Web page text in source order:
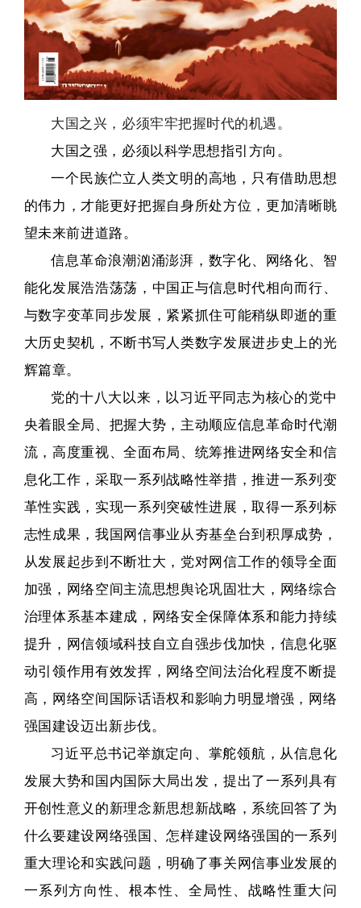
大国之兴，必须牢牢把握时代的机遇。
大国之强，必须以科学思想指引方向。
一个民族伫立人类文明的高地，只有借助思想
的伟力，才能更好把握自身所处方位，更加清晰眺
望未来前进道路。
信息革命浪潮汹涌澎湃，数字化、网络化、智
能化发展浩浩荡荡，中国正与信息时代相向而行、
与数字变革同步发展，紧紧抓住可能稍纵即逝的重
大历史契机，不断书写人类数字发展进步史上的光
辉篇章。
党的十八大以来，以习近平同志为核心的党中
央着眼全局、把握大势，主动顺应信息革命时代潮
流，高度重视、全面布局、统筹推进网络安全和信
息化工作，采取一系列战略性举措，推进一系列变
革性实践，实现一系列突破性进展，取得一系列标
志性成果，我国网信事业从夯基垒台到积厚成势，
从发展起步到不断壮大，党对网信工作的领导全面
加强，网络空间主流思想舆论巩固壮大，网络综合
治理体系基本建成，网络安全保障体系和能力持续
提升，网信领域科技自立自强步伐加快，信息化驱
动引领作用有效发挥，网络空间法治化程度不断提
高，网络空间国际话语权和影响力明显增强，网络
强国建设迈出新步伐。
习近平总书记举旗定向、掌舵领航，从信息化
发展大势和国内国际大局出发，提出了一系列具有
开创性意义的新理念新思想新战略，系统回答了为
什么要建设网络强国、怎样建设网络强国的一系列
重大理论和实践问题，明确了事关网信事业发展的
一系列方向性、根本性、全局性、战略性重大问